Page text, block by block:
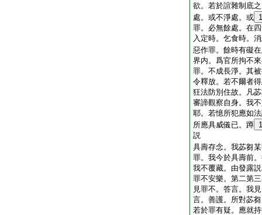
欲。若於諠雜制底
處。或不淨處。或
罪。必無餘處。在
入定時。乞食時。
惡作罪。餘時有礙
界内。爲官所拘不
罪。不成長淨。其
令釋放。若不爾者
狂法防別住故。凡
審諦觀察自身。我
耶。若憶所犯應如
所應具威儀已。蹲
説
具壽存念。我苾芻
罪。我今於具壽前
我不覆藏。由發露
罪不安樂。第二第
見罪不。答言。我
言。善護。所對苾
若於罪有疑。應就